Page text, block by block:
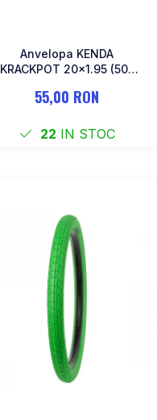
Anvelopa KENDA
KRACKPOT 20x1.95 (50-
55,00 RON
22 IN STOC